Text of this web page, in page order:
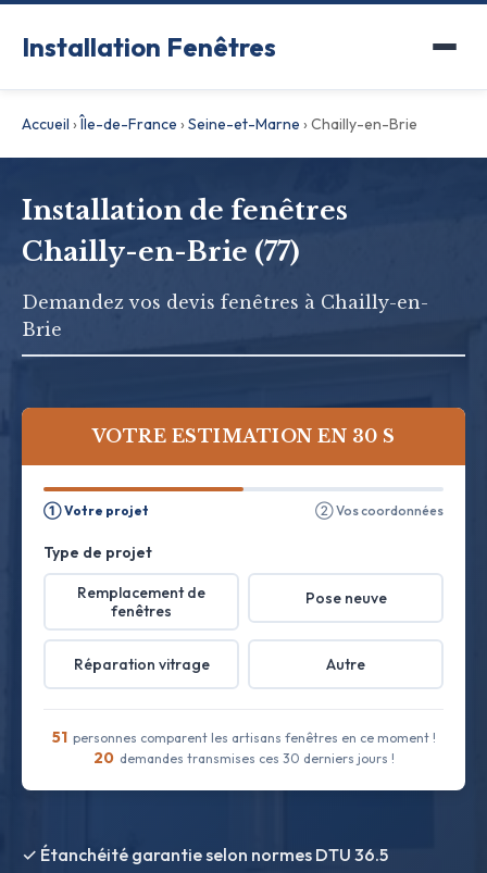
Installation Fenêtres
Accueil ›Île-de-France ›Seine-et-Marne ›Chailly-en-Brie
Installation de fenêtres
Chailly-en-Brie (77)
Demandez vos devis fenêtres à Chailly-en-
Brie
VOTRE ESTIMATION EN 30 S
① Votre projet ② Vos coordonnées
Type de projet
Remplacement de
fenêtres
Pose neuve
Réparation vitrage Autre
51 personnes comparent les artisans fenêtres en ce moment !
20 demandes transmises ces 30 derniers jours !
✓ Étanchéité garantie selon normes DTU 36.5